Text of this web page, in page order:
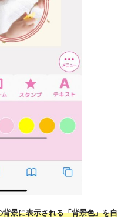
景に表示される「背景色」を自